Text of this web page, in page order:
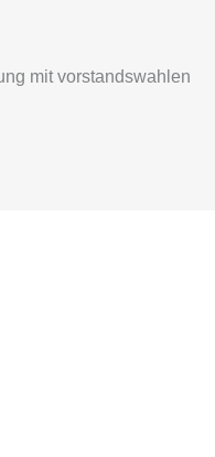
mit vorstandswahlen